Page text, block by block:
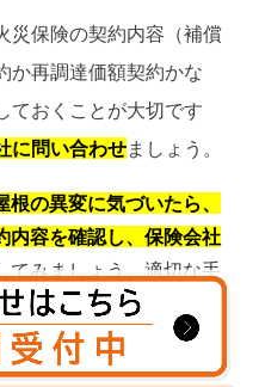
災保険の契約内容（補償
か再調達価額契約かな
ておくことが大切です
に問い合わせましょう。
根の異変に気づいたら、
内容を確認し、保険会社
てみましょう。適切な手
抑えることが可能で